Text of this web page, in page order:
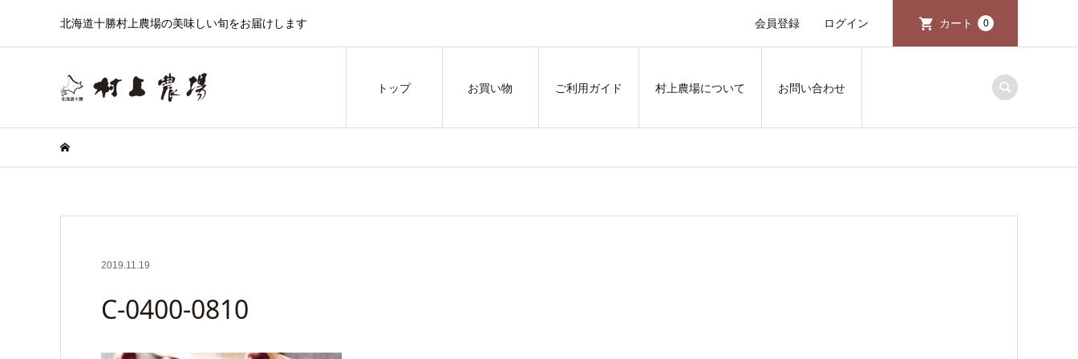
北海道十勝村上農場の美味しい旬をお届けします 会員登録 ログイン カート 0
トップ お買い物 ご利用ガイド 村上農場について お問い合わせ
2019.11.19
C-0400-0810